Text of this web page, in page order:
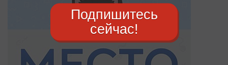
Подпишитесь
сейчас!